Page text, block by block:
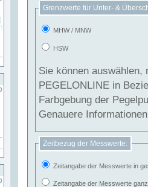
Grenzwerte für Unter- &
MHW / MNW
HSW
Sie können
PEGELONLINE in Beziehung
Farbgebung der
Genauere
Zeitbezug der Messwerte:
Zeitangabe der Messwerte in
Zeitangabe der Messwerte